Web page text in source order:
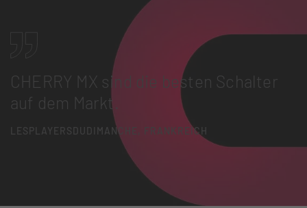
CHERRY MX sind die besten Schalter
auf dem Markt.
LESPLAYERSDUDIMANCHE, FRANKREICH